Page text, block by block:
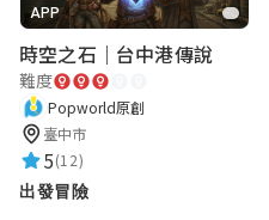
APP
時空之石｜台中港傳說
難度
Popworld原創
臺中市
5(12)
出發冒險